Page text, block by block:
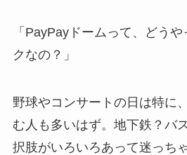
「PayPayドームって、どう
クなの？」
野球やコンサートの日は特に
む人も多いはず。地下鉄？バ
択肢がいろいろあって迷っち